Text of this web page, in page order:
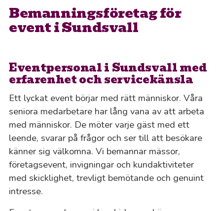
Bemanningsföretag för
event i Sundsvall
Eventpersonal i Sundsvall med
erfarenhet och servicekänsla
Ett lyckat event börjar med rätt människor. Våra
seniora medarbetare har lång vana av att arbeta
med människor. De möter varje gäst med ett
leende, svarar på frågor och ser till att besökare
känner sig välkomna. Vi bemannar mässor,
företagsevent, invigningar och kundaktiviteter
med skicklighet, trevligt bemötande och genuint
intresse.